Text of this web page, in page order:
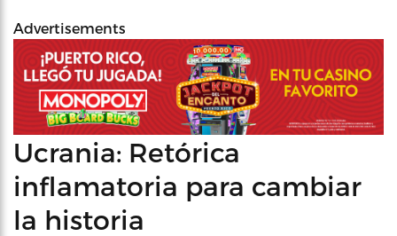
Advertisements
Ucrania: Retórica
inflamatoria para cambiar
la historia